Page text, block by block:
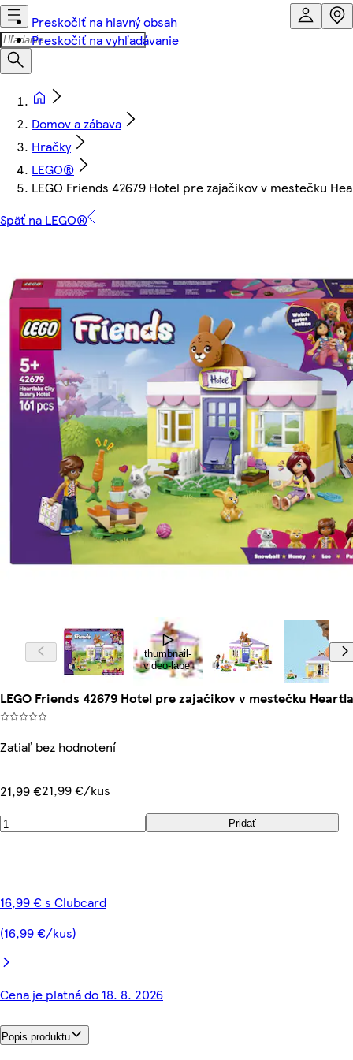
Preskočiť na hlavný obsah
Preskočiť na vyhľadávanie
Domov a zábava
Hračky
LEGO®
LEGO Friends 42679 Hotel pre zajačikov v mestečku
Späť na LEGO®
thumbnail-
video-label
LEGO Friends 42679 Hotel pre zajačikov v mestečku
Zatiaľ bez hodnotení
21,99 €21,99 €/kus
Pridať
16,99 € s Clubcard
(16,99 €/kus)
Cena je platná do 18. 8. 2026
Popis produktu